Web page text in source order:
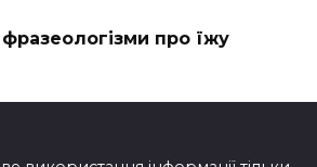
фразеологізми про їжу